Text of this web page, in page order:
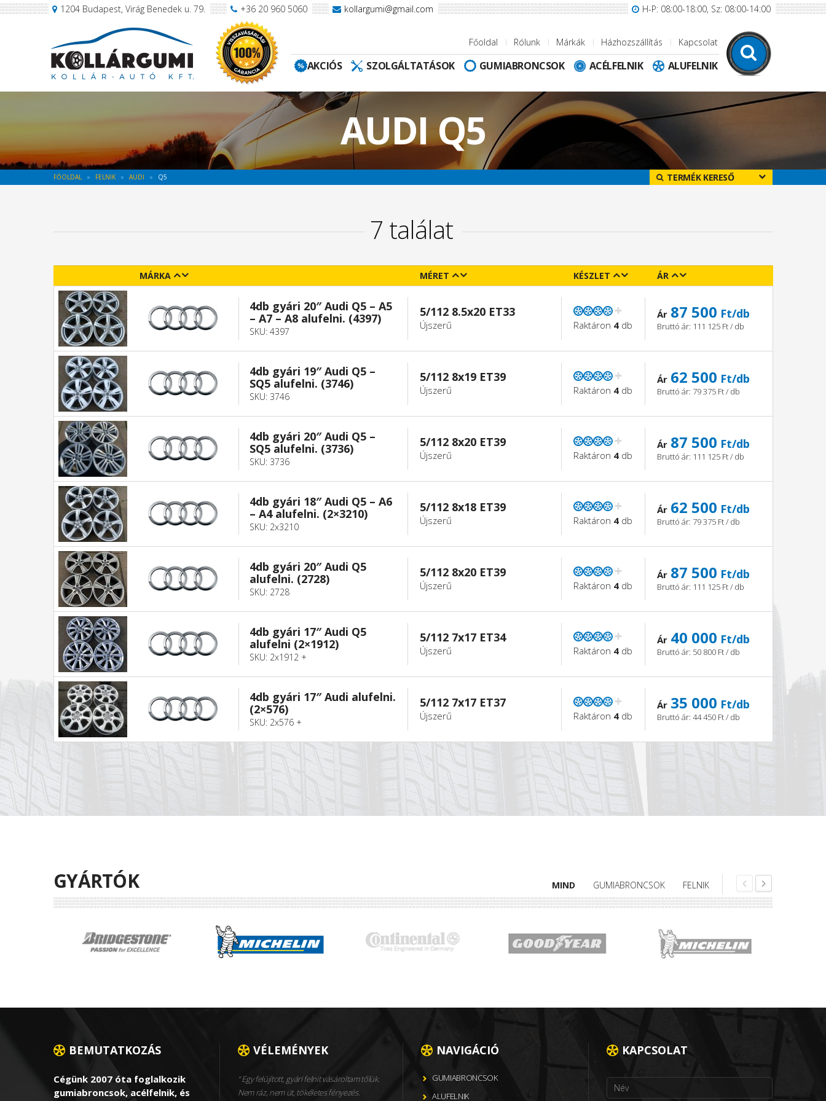
1204 Budapest, Virág Benedek u. 79. +36 20 960 5060 kollargumi@gmail.com H-P: 08:00-18:00, Sz: 08:00-14:00
Főoldal Rólunk Márkák Házhozszállítás Kapcsolat
AKCIÓS SZOLGÁLTATÁSOK GUMIABRONCSOK ACÉLFELNIK ALUFELNIK
AUDI Q5
FŐOLDAL FELNIK AUDI Q5 TERMÉK KERESŐ
7 találat
MÁRKA MÉRET KÉSZLET ÁR
4db gyári 20″ Audi Q5 – A5
– A7 – A8 alufelni. (4397)
SKU: 4397
5/112 8.5x20 ET33
Újszerű Raktáron 4 db
Ár 87 500 Ft/db
Bruttó ár: 111 125 Ft / db
4db gyári 19″ Audi Q5 –
SQ5 alufelni. (3746)
SKU: 3746
5/112 8x19 ET39
Újszerű Raktáron 4 db
Ár 62 500 Ft/db
Bruttó ár: 79 375 Ft / db
4db gyári 20″ Audi Q5 –
SQ5 alufelni. (3736)
SKU: 3736
5/112 8x20 ET39
Újszerű Raktáron 4 db
Ár 87 500 Ft/db
Bruttó ár: 111 125 Ft / db
4db gyári 18″ Audi Q5 – A6
– A4 alufelni. (2×3210)
SKU: 2x3210
5/112 8x18 ET39
Újszerű Raktáron 4 db
Ár 62 500 Ft/db
Bruttó ár: 79 375 Ft / db
4db gyári 20″ Audi Q5
alufelni. (2728)
SKU: 2728
5/112 8x20 ET39
Újszerű Raktáron 4 db
Ár 87 500 Ft/db
Bruttó ár: 111 125 Ft / db
4db gyári 17″ Audi Q5
alufelni (2×1912)
SKU: 2x1912 +
5/112 7x17 ET34
Újszerű Raktáron 4 db
Ár 40 000 Ft/db
Bruttó ár: 50 800 Ft / db
4db gyári 17″ Audi alufelni.
(2×576)
SKU: 2x576 +
5/112 7x17 ET37
Újszerű Raktáron 4 db
Ár 35 000 Ft/db
Bruttó ár: 44 450 Ft / db
GYÁRTÓK MIND GUMIABRONCSOK FELNIK
BEMUTATKOZÁS
Cégünk 2007 óta foglalkozik
gumiabroncsok, acélfelnik, és
VÉLEMÉNYEK
Egy felújított, gyári felnit vásároltam tőlük.
Nem ráz, nem üt, tökéletes fényezés.
NAVIGÁCIÓ
GUMIABRONCSOK
ALUFELNIK
KAPCSOLAT